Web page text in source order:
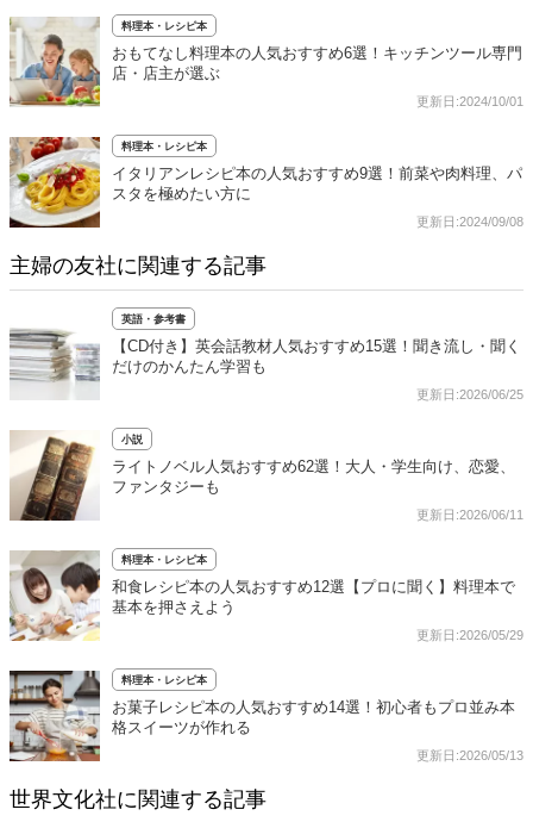
料理本・レシピ本
おもてなし料理本の人気おすすめ6選！キッチンツール専門
店・店主が選ぶ
更新日:2024/10/01
料理本・レシピ本
イタリアンレシピ本の人気おすすめ9選！前菜や肉料理、パ
スタを極めたい方に
更新日:2024/09/08
主婦の友社に関連する記事
英語・参考書
【CD付き】英会話教材人気おすすめ15選！聞き流し・聞く
だけのかんたん学習も
更新日:2026/06/25
小説
ライトノベル人気おすすめ62選！大人・学生向け、恋愛、
ファンタジーも
更新日:2026/06/11
料理本・レシピ本
和食レシピ本の人気おすすめ12選【プロに聞く】料理本で
基本を押さえよう
更新日:2026/05/29
料理本・レシピ本
お菓子レシピ本の人気おすすめ14選！初心者もプロ並み本
格スイーツが作れる
更新日:2026/05/13
世界文化社に関連する記事